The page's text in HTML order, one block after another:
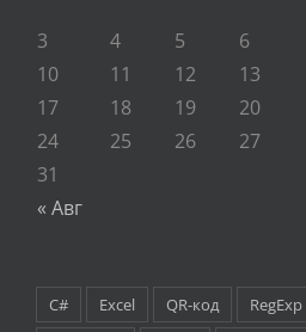
« Авг
3
4 5 6
10
11 12 13
17
18 19 20
24
25 26 27
31
C# Excel QR-код RegExp